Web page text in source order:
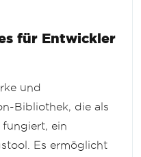
für Entwickler
und
Bibliothek, die als
ein
Es ermöglicht